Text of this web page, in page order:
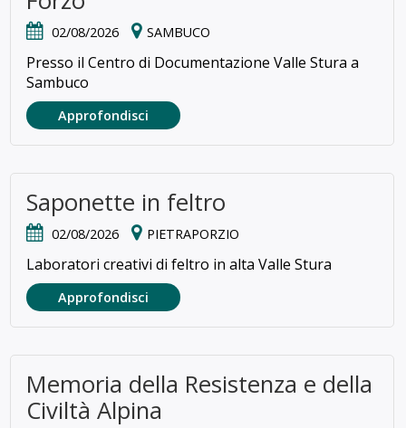
02/08/2026 SAMBUCO
Presso il Centro di Documentazione Valle Stura a
Sambuco
Approfondisci
Saponette in feltro
02/08/2026 PIETRAPORZIO
Laboratori creativi di feltro in alta Valle Stura
Approfondisci
Memoria della Resistenza e della
Civiltà Alpina